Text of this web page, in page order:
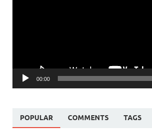
00:00
POPULAR COMMENTS TAGS